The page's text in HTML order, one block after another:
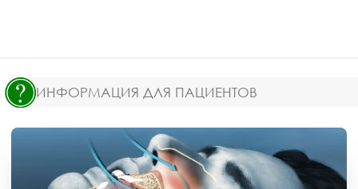
ИНФОРМАЦИЯ ДЛЯ ПАЦИЕНТОВ